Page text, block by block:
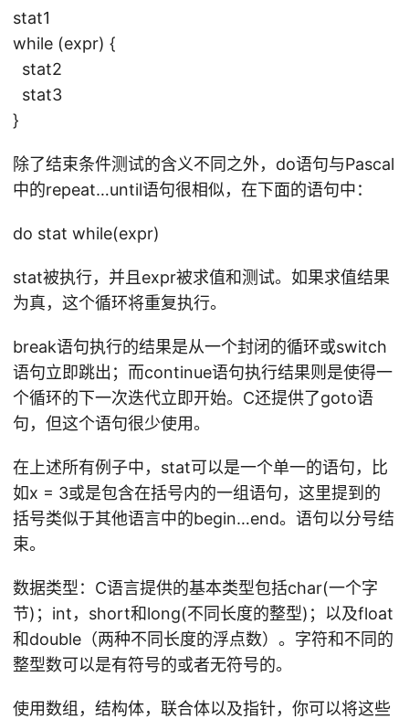
stat1
while (expr) {
stat2
stat3
}
除了结束条件测试的含义不同之外，do语句与Pascal
中的repeat…until语句很相似，在下面的语句中：
do stat while(expr)
stat被执行，并且expr被求值和测试。如果求值结果
为真，这个循环将重复执行。
break语句执行的结果是从一个封闭的循环或switch
语句立即跳出；而continue语句执行结果则是使得一
个循环的下一次迭代立即开始。C还提供了goto语
句，但这个语句很少使用。
在上述所有例子中，stat可以是一个单一的语句，比
如x = 3或是包含在括号内的一组语句，这里提到的
括号类似于其他语言中的begin…end。语句以分号结
束。
数据类型：C语言提供的基本类型包括char(一个字
节)；int，short和long(不同长度的整型)；以及float
和double（两种不同长度的浮点数）。字符和不同的
整型数可以是有符号的或者无符号的。
使用数组，结构体，联合体以及指针，你可以将这些